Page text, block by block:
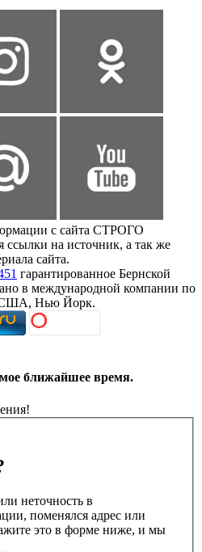
с сайта СТРОГО
на источник, а так же
сайта.
гарантированное Бернской
в международной компании по
США, Нью Йорк.
ближайшее время.
неточность в
поменялся адрес или
это в форме ниже, и мы